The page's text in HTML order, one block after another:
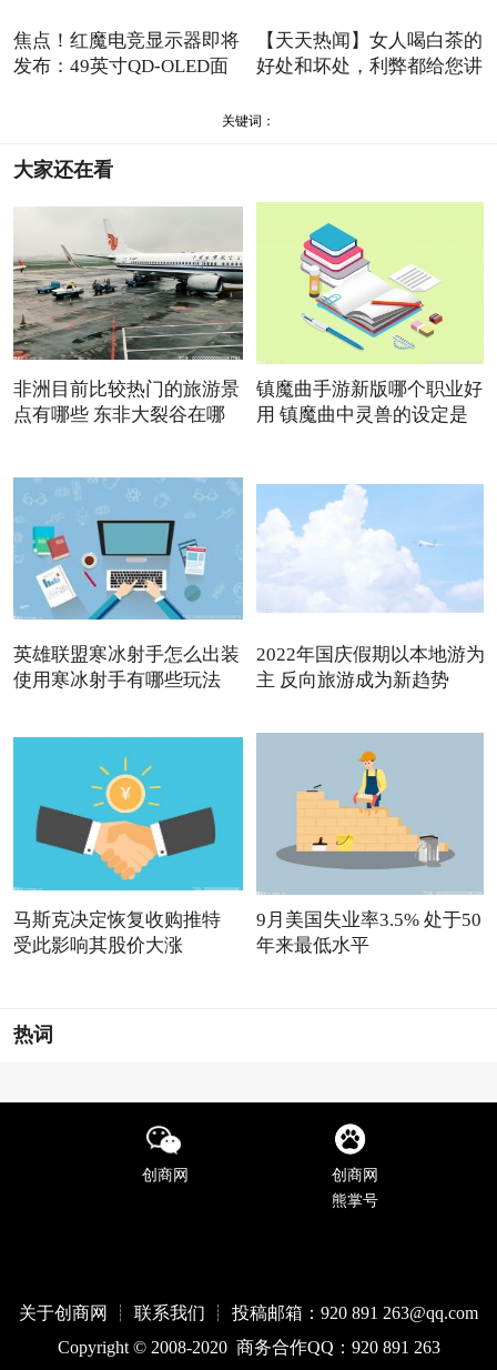
焦点！红魔电竞显示器即将
发布：49英寸QD-OLED面
【天天热闻】女人喝白茶的
好处和坏处，利弊都给您讲
关键词：
大家还在看
非洲目前比较热门的旅游景
点有哪些 东非大裂谷在哪
镇魔曲手游新版哪个职业好
用 镇魔曲中灵兽的设定是
英雄联盟寒冰射手怎么出装
使用寒冰射手有哪些玩法
2022年国庆假期以本地游为
主 反向旅游成为新趋势
马斯克决定恢复收购推特
受此影响其股价大涨
9月美国失业率3.5% 处于50
年来最低水平
热词
创商网
创商网
熊掌号
关于创商网 ┊ 联系我们 ┊ 投稿邮箱：920 891 263@qq.com
Copyright © 2008-2020 商务合作QQ：920 891 263